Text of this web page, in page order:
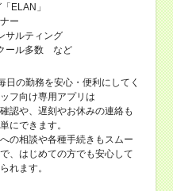
ELAN」
ー
サルティング
ール多数 など
日の勤務を安心・便利にしてく
フ向け専用アプリは
認や、遅刻やお休みの連絡も
にできます。
の相談や各種手続きもスムー
、はじめての方でも安心して
れます。